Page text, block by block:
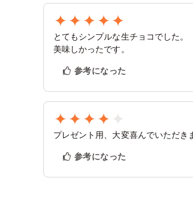
とてもシンプルな生チョコでした。
美味しかったです。
参考になった
プレゼント用、大変喜んでいただき
参考になった